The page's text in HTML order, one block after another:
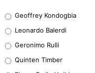
38%
32%
Geoffrey Kondogbia
Leonardo Balerdi
Geronimo Rulli
Quinten Timber